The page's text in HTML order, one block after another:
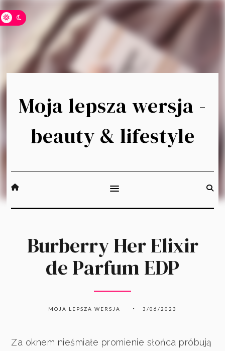
Moja lepsza wersja -
beauty & lifestyle
Burberry Her Elixir
de Parfum EDP
MOJA LEPSZA WERSJA 3/06/2023
Za oknem nieśmiałe promienie słońca próbują